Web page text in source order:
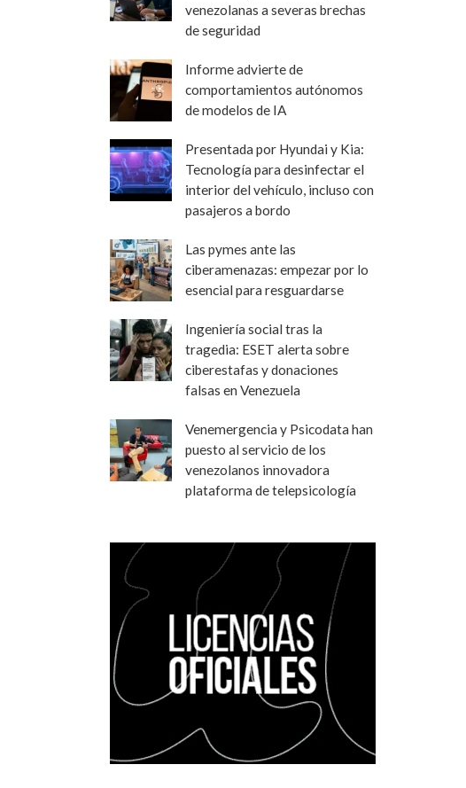
venezolanas a severas brechas
de seguridad
Informe advierte de
comportamientos autónomos
de modelos de IA
Presentada por Hyundai y Kia:
Tecnología para desinfectar el
interior del vehículo, incluso con
pasajeros a bordo
Las pymes ante las
ciberamenazas: empezar por lo
esencial para resguardarse
Ingeniería social tras la
tragedia: ESET alerta sobre
ciberestafas y donaciones
falsas en Venezuela
Venemergencia y Psicodata han
puesto al servicio de los
venezolanos innovadora
plataforma de telepsicología